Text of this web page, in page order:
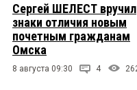
хороший губернатор?
Сергей ШЕЛЕСТ вручил
знаки отличия новым
почетным гражданам
Омска
8 августа 09:30 4